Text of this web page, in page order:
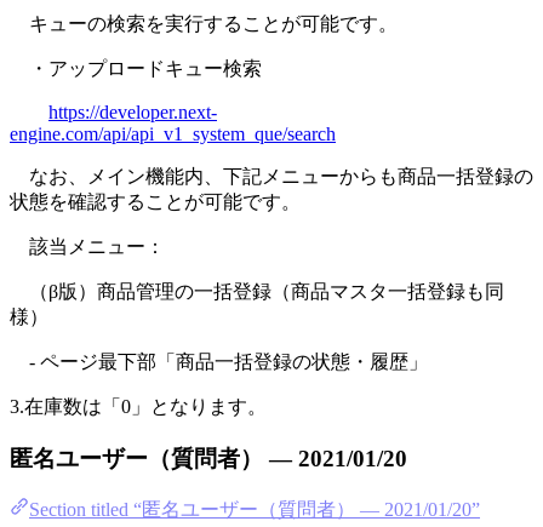
キューの検索を実行することが可能です。
・アップロードキュー検索
https://developer.next-
engine.com/api/api_v1_system_que/search
なお、メイン機能内、下記メニューからも商品一括登録の
状態を確認することが可能です。
該当メニュー：
（β版）商品管理の一括登録（商品マスタ一括登録も同
様）
- ページ最下部「商品一括登録の状態・履歴」
3.在庫数は「0」となります。
匿名ユーザー（質問者） — 2021/01/20
Section titled “匿名ユーザー（質問者） — 2021/01/20”